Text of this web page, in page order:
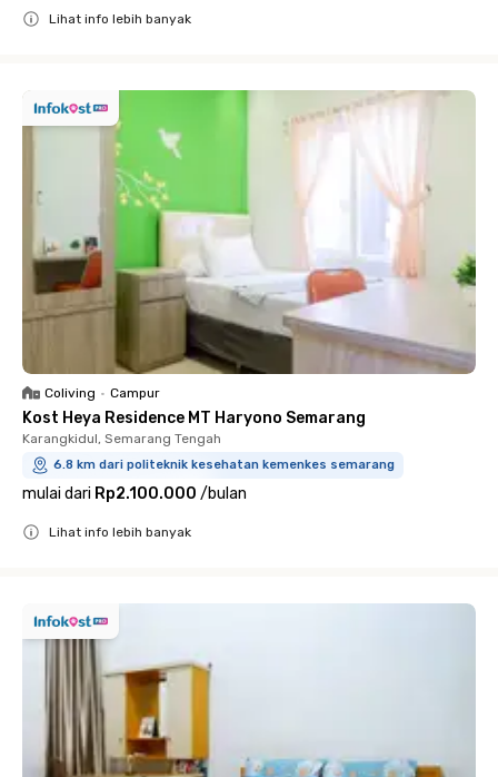
Lihat info lebih banyak
Coliving • Campur
Kost Heya Residence MT Haryono Semarang
Karangkidul, Semarang Tengah
6.8 km dari politeknik kesehatan kemenkes semarang
mulai dari Rp2.100.000 /bulan
Lihat info lebih banyak